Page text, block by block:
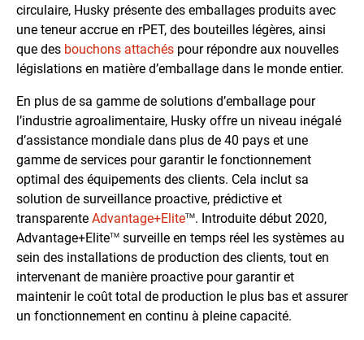
circulaire, Husky présente des emballages produits avec
une teneur accrue en rPET, des bouteilles légères, ainsi
que des bouchons attachés pour répondre aux nouvelles
législations en matière d’emballage dans le monde entier.
En plus de sa gamme de solutions d’emballage pour
l’industrie agroalimentaire, Husky offre un niveau inégalé
d’assistance mondiale dans plus de 40 pays et une
gamme de services pour garantir le fonctionnement
optimal des équipements des clients. Cela inclut sa
solution de surveillance proactive, prédictive et
transparente Advantage+EliteTM. Introduite début 2020,
Advantage+EliteTM surveille en temps réel les systèmes au
sein des installations de production des clients, tout en
intervenant de manière proactive pour garantir et
maintenir le coût total de production le plus bas et assurer
un fonctionnement en continu à pleine capacité.